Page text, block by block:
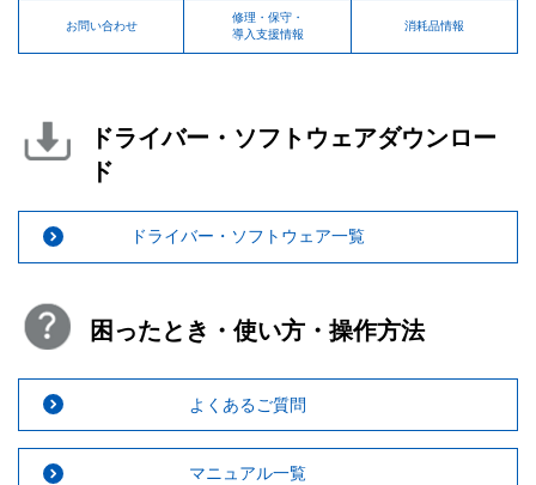
お問い合わせ
修理・保守・
導入支援情報
消耗品情報
ドライバー・ソフトウェアダウンロー
ド
ドライバー・ソフトウェア一覧
困ったとき・使い方・操作方法
よくあるご質問
マニュアル一覧